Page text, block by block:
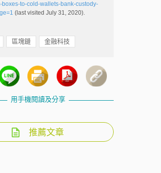
boxes-to-cold-wallets-bank-custody-
(last visited July 31, 2020).
區塊鏈 金融科技
用手機閱讀及分享
推薦文章